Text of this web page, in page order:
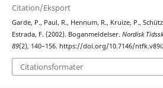
Citation/Eksport
Garde, P., Paul, R., Hennum, R., Kruize, P.,
Estrada, F. (2002). Boganmeldelser. Nordisk
89(2), 140–156. https://doi.org/10.7146/
Citationsformater